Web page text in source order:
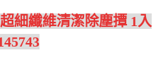
細纖維清潔除塵撢 1入